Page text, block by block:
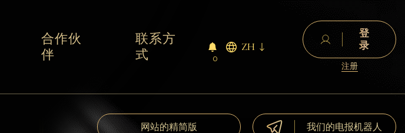
合作伙
伴
联系方
式
0
ZH
登
录
注册
网站的精简版 我们的电报机器人